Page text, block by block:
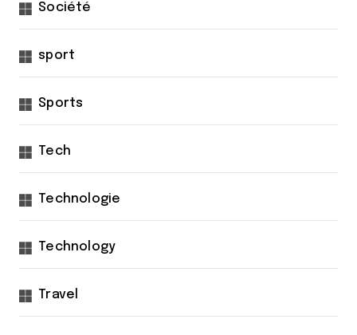
Société
sport
Sports
Tech
Technologie
Technology
Travel